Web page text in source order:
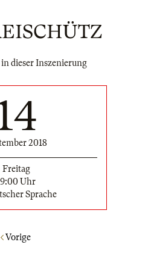
dieser Inszenierung
2018
Freitag
Uhr
Sprache
Vorige